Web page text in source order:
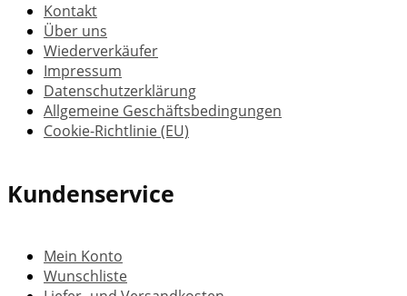
Kontakt
Über uns
Wiederverkäufer
Impressum
Datenschutzerklärung
Allgemeine Geschäftsbedingungen
Cookie-Richtlinie (EU)
Kundenservice
Mein Konto
Wunschliste